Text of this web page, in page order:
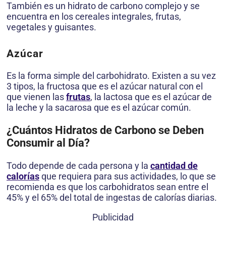
También es un hidrato de carbono complejo y se
encuentra en los cereales integrales, frutas,
vegetales y guisantes.
Azúcar
Es la forma simple del carbohidrato. Existen a su vez
3 tipos, la fructosa que es el azúcar natural con el
que vienen lasfrutas, la lactosa que es el azúcar de
la leche y la sacarosa que es el azúcar común.
¿Cuántos Hidratos de Carbono se Deben
Consumir al Día?
Todo depende de cada persona y la cantidad de
caloríasque requiera para sus actividades, lo que se
recomienda es que los carbohidratos sean entre el
45% y el 65% del total de ingestas de calorías diarias.
Publicidad